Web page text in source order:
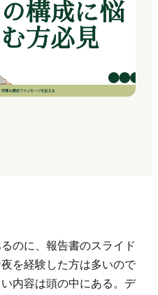
Gammaの代替
のに、報告書のスライド
を経験した方は多いので
内容は頭の中にある。デ